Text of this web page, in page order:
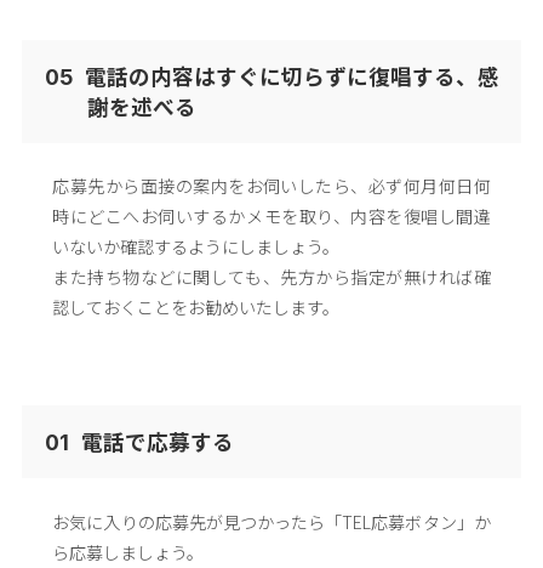
05 電話の内容はすぐに切らずに復唱する、感
謝を述べる
応募先から面接の案内をお伺いしたら、必ず何月何日何
時にどこへお伺いするかメモを取り、内容を復唱し間違
いないか確認するようにしましょう。
また持ち物などに関しても、先方から指定が無ければ確
認しておくことをお勧めいたします。
01 電話で応募する
お気に入りの応募先が見つかったら「TEL応募ボタン」か
ら応募しましょう。